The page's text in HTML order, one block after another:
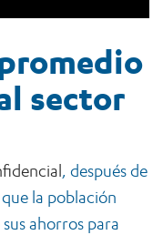
sector
, después de
la población
ahorros para